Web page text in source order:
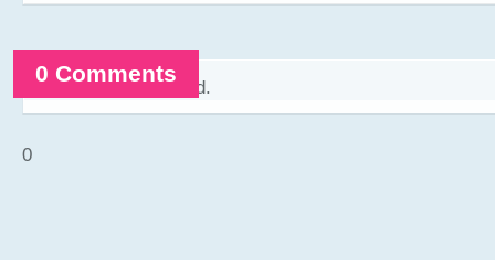
0 Comments
Comments are closed.
0